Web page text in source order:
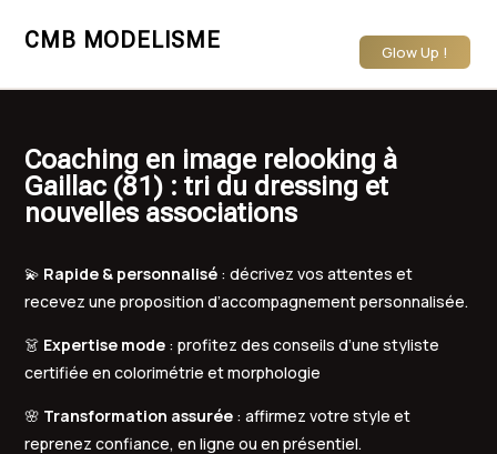
CMB MODELISME Glow Up !
Coaching en image relooking à
Gaillac (81) : tri du dressing et
nouvelles associations
💫 Rapide & personnalisé : décrivez vos attentes et
recevez une proposition d’accompagnement personnalisée.
👗 Expertise mode : profitez des conseils d’une styliste
certifiée en colorimétrie et morphologie
🌸 Transformation assurée : affirmez votre style et
reprenez confiance, en ligne ou en présentiel.